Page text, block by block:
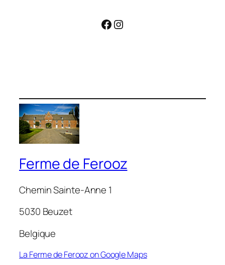
Facebook
Instagram
Ferme de Ferooz
Chemin Sainte-Anne 1
5030 Beuzet
Belgique
La Ferme de Ferooz on Google Maps